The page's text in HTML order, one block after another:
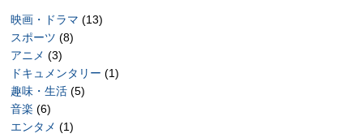
映画・ドラマ (13)
スポーツ (8)
アニメ (3)
ドキュメンタリー (1)
趣味・生活 (5)
音楽 (6)
エンタメ (1)